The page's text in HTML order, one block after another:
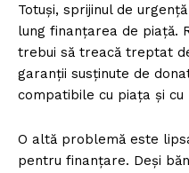
Totuși, sprijinul de
lung finanțarea de piață.
trebui să treacă treptat
garanții susținute de
compatibile cu piața și
O altă problemă este
pentru finanțare. Deși